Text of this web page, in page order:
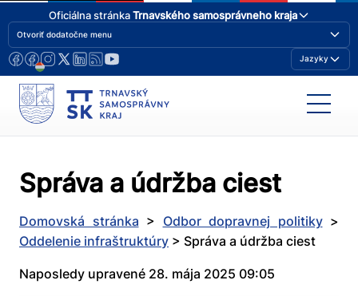
Oficiálna stránkaTrnavského samosprávneho kraja
Otvoriť dodatočne menu
Jazyky
Správa a údržba ciest
Domovská stránka > Odbor dopravnej politiky>
Oddelenie infraštruktúry > Správa a údržba ciest
Naposledy upravené 28. mája 2025 09:05